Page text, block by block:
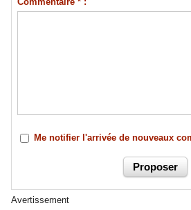
Me notifier l'arrivée de nouveaux
Avertissement